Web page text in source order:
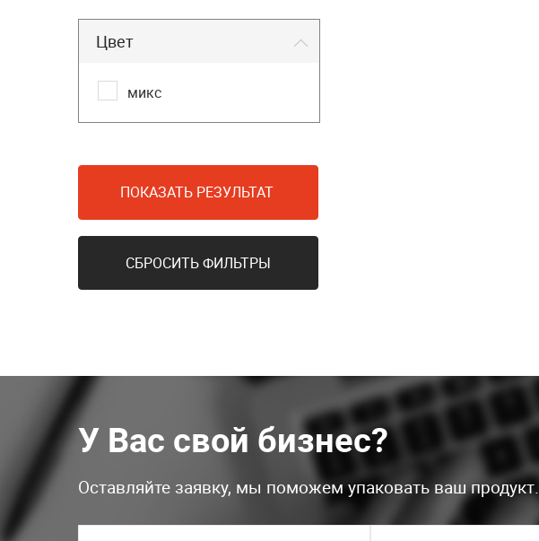
Цвет
микс
ПОКАЗАТЬ РЕЗУЛЬТАТ
СБРОСИТЬ ФИЛЬТРЫ
У Вас свой бизнес?
Оставляйте заявку, мы поможем упаковать ваш продукт.